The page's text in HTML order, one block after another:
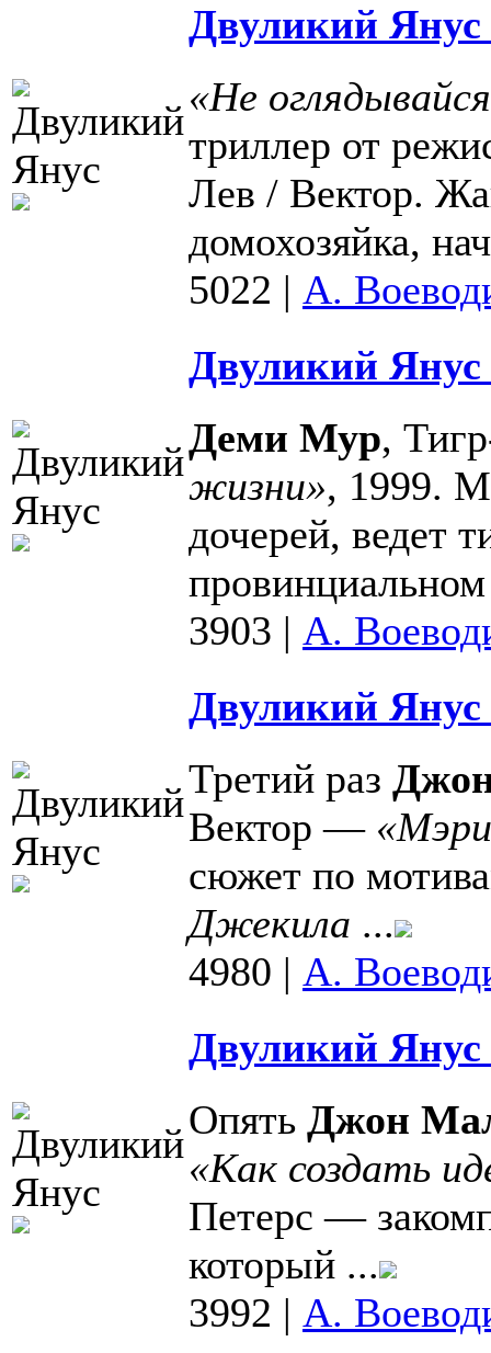
Двуликий Янус
«Не
триллер от
Лев / Вектор.
домохозяйка,
5022 | А.
Двуликий Янус
Деми Мур,
жизни», 1999.
дочерей, ведет
3903 | А.
Двуликий Янус
Третий раз
Вектор —
сюжет по
Джекила ...
4980 | А.
Двуликий Янус
Опять Джон
«Как создать
Петерс —
который ...
3992 | А.